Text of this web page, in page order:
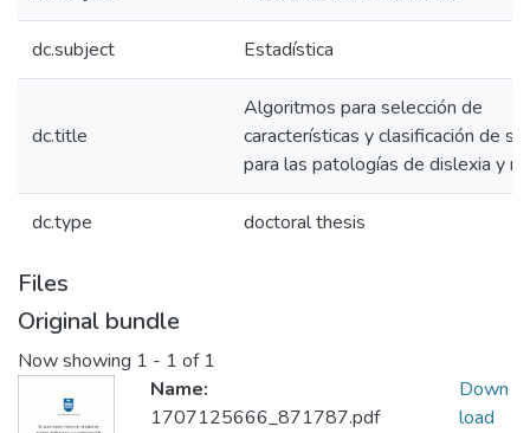
dc.subject Estadística
dc.title
Algoritmos para selección de
características y clasificación de
para las patologías de dislexia y
dc.type doctoral thesis
Files
Original bundle
Now showing 1 - 1 of 1
Name:
1707125666_871787.pdf
Down
load